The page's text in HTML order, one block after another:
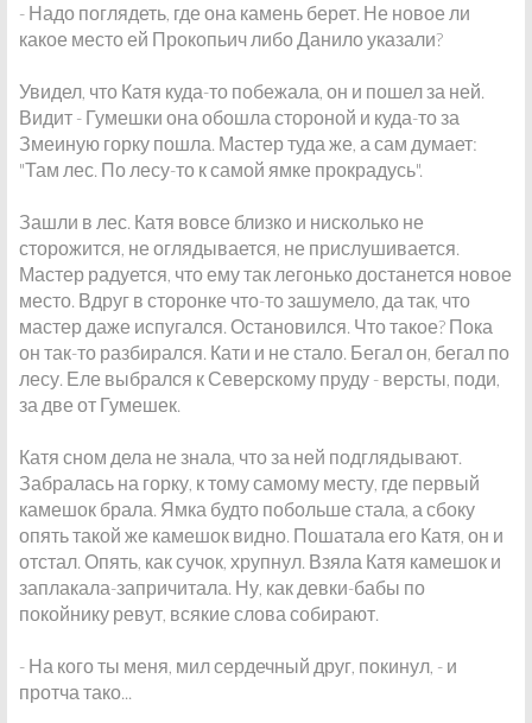
- Надо поглядеть, где она камень берет. Не новое ли
какое место ей Прокопьич либо Данило указали?
Увидел, что Катя куда-то побежала, он и пошел за ней.
Видит - Гумешки она обошла стороной и куда-то за
Змеиную горку пошла. Мастер туда же, а сам думает:
"Там лес. По лесу-то к самой ямке прокрадусь".
Зашли в лес. Катя вовсе близко и нисколько не
сторожится, не оглядывается, не прислушивается.
Мастер радуется, что ему так легонько достанется новое
место. Вдруг в сторонке что-то зашумело, да так, что
мастер даже испугался. Остановился. Что такое? Пока
он так-то разбирался. Кати и не стало. Бегал он, бегал по
лесу. Еле выбрался к Северскому пруду - версты, поди,
за две от Гумешек.
Катя сном дела не знала, что за ней подглядывают.
Забралась на горку, к тому самому месту, где первый
камешок брала. Ямка будто побольше стала, а сбоку
опять такой же камешок видно. Пошатала его Катя, он и
отстал. Опять, как сучок, хрупнул. Взяла Катя камешок и
заплакала-запричитала. Ну, как девки-бабы по
покойнику ревут, всякие слова собирают.
- На кого ты меня, мил сердечный друг, покинул, - и
протча тако...